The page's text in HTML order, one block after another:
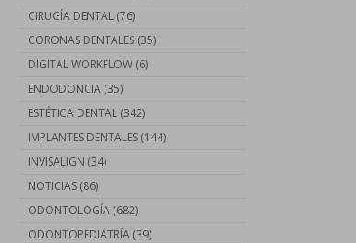
CIRUGÍA DENTAL(76)
CORONAS DENTALES(35)
DIGITAL WORKFLOW(6)
ENDODONCIA(35)
ESTÉTICA DENTAL(342)
IMPLANTES DENTALES(144)
INVISALIGN (34)
NOTICIAS(86)
ODONTOLOGÍA(682)
ODONTOPEDIATRÍA(39)